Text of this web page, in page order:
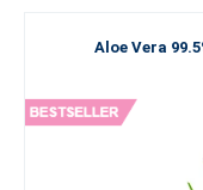
Aloe Vera